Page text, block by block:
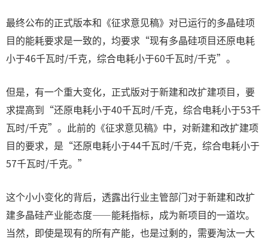
最终公布的正式版本和《征求意见稿》对已运行的多晶硅项
目的能耗要求是一致的，均要求“现有多晶硅项目还原电耗
小于46千瓦时/千克，综合电耗小于60千瓦时/千克”。
但是，有一个重大变化，正式版对于新建和改扩建项目，要
求提高到“还原电耗小于40千瓦时/千克，综合电耗小于53千
瓦时/千克”。此前的《征求意见稿》中，对新建和改扩建项
目的要求，是“还原电耗小于44千瓦时/千克，综合电耗小于
57千瓦时/千克。”
这个小小变化的背后，透露出行业主管部门对于新建和改扩
建多晶硅产业能态度——能耗指标，成为新项目的一道坎。
当然，即使是现有的所有产能，也是过剩的，需要淘汰一大